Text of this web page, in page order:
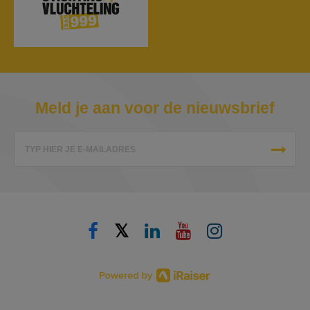
Meld je aan voor de nieuwsbrief
TYP HIER JE E-MAILADRES
𝕏